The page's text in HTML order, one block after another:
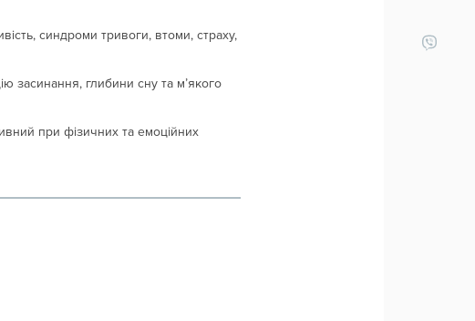
синдроми тривоги, втоми, страху,
засинання, глибини сну та м’якого
при фізичних та емоційних